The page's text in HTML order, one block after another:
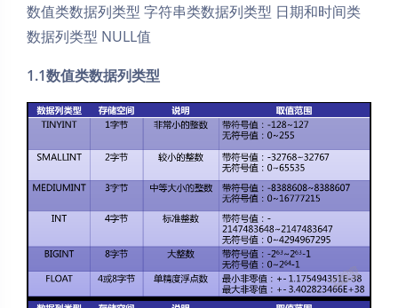
数值类数据列类型 字符串类数据列类型 日期和时间类
数据列类型 NULL值
1.1数值类数据列类型